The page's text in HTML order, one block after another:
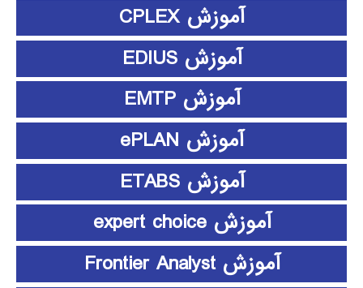
آموزش CPLEX
آموزش EDIUS
آموزش EMTP
آموزش ePLAN
آموزش ETABS
آموزش expert choice
آموزش Frontier Analyst